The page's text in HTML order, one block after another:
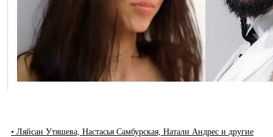
• Ляйсан Утяшева, Настасья Самбурская, Натали Андрес и другие